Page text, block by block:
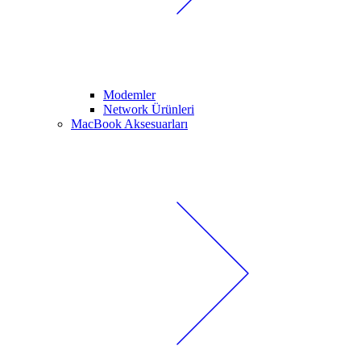
Modemler
Network Ürünleri
MacBook Aksesuarları